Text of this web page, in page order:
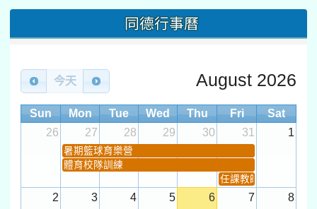
同德行事曆
今天 August 2026
Sun Mon Tue Wed Thu Fri
Sat
26
27 28 29 30 31 1
暑期籃球育樂營
體育校隊訓練
任課教師抽籤
2 3 4 5 6 7 8